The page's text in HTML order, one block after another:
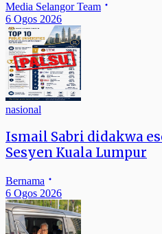
Media Selangor Team
6 Ogos 2026
nasional
Ismail Sabri didakwa
Sesyen Kuala Lumpur
Bernama
6 Ogos 2026